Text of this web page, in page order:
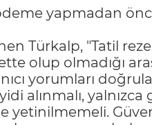
yapmadan
Türkalp, "Tatil
olup olmadığı
yorumları
alınmalı, yalnızca
yetinilmemeli.